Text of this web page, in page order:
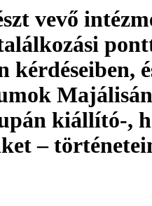
vevő
kérdéseiben,
kiállító-,
–